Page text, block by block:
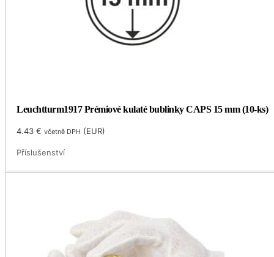
Leuchtturm1917 Prémiové kulaté bublinky CAPS 15 mm (10-ks)
4.43€ včetně DPH (EUR)
Příslušenství